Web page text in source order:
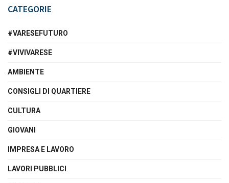
CATEGORIE
#VARESEFUTURO
#VIVIVARESE
AMBIENTE
CONSIGLI DI QUARTIERE
CULTURA
GIOVANI
IMPRESA E LAVORO
LAVORI PUBBLICI